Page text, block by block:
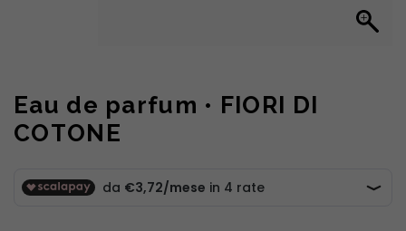
Eau de parfum • FIORI DI
COTONE